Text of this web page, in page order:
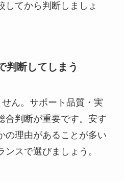
してから判断しましょ
判断してしまう
ん。サポート品質・実
合判断が重要です。安す
の理由があることが多い
スで選びましょう。